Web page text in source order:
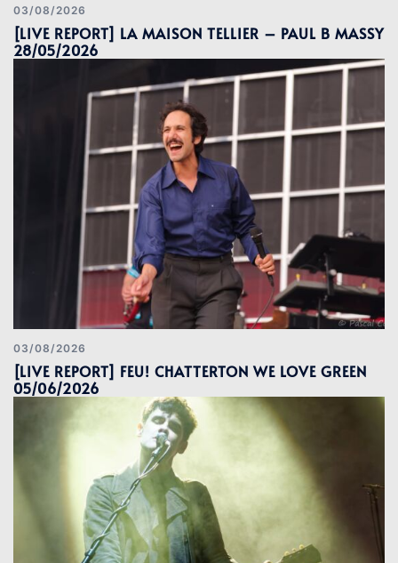
03/08/2026
[LIVE REPORT] LA MAISON TELLIER – PAUL B MASSY
28/05/2026
03/08/2026
[LIVE REPORT] FEU! CHATTERTON WE LOVE GREEN
05/06/2026